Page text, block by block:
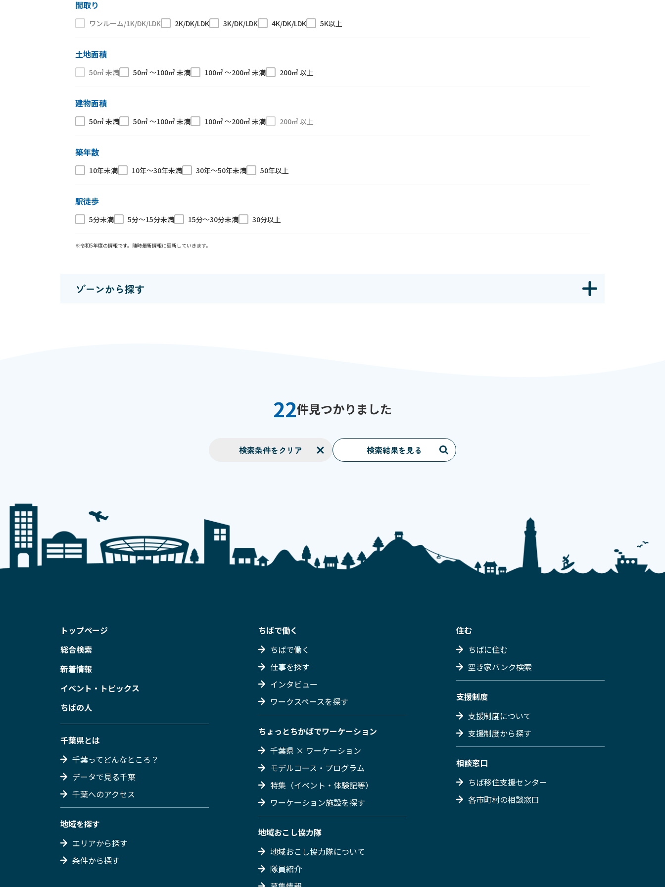
間取り
ワンルーム/1K/DK/LDK 2K/DK/LDK 3K/DK/LDK 4K/DK/LDK 5K以上
土地面積
50㎡ 未満 50㎡ 〜100㎡ 未満 100㎡ 〜200㎡ 未満 200㎡ 以上
建物面積
50㎡ 未満 50㎡ 〜100㎡ 未満 100㎡ 〜200㎡ 未満 200㎡ 以上
築年数
10年未満 10年〜30年未満 30年〜50年未満 50年以上
駅徒歩
5分未満 5分〜15分未満 15分〜30分未満 30分以上
※令和5年度の情報です。随時最新情報に更新していきます。
ゾーンから探す
22件見つかりました
検索条件をクリア 検索結果を見る
トップページ
総合検索
新着情報
イベント・トピックス
ちばの人
千葉県とは
千葉ってどんなところ？
データで見る千葉
千葉へのアクセス
地域を探す
エリアから探す
条件から探す
ちばで働く
ちばで働く
仕事を探す
インタビュー
ワークスペースを探す
ちょっとちかばでワーケーション
千葉県 × ワーケーション
モデルコース・プログラム
特集（イベント・体験記等）
ワーケーション施設を探す
地域おこし協力隊
地域おこし協力隊について
隊員紹介
住む
ちばに住む
空き家バンク検索
支援制度
支援制度について
支援制度から探す
相談窓口
ちば移住支援センター
各市町村の相談窓口